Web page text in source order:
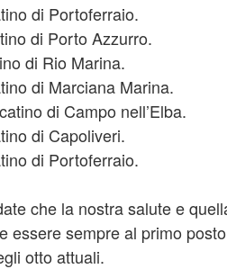
di Portoferraio.
di Porto Azzurro.
di Rio Marina.
di Marciana Marina.
di Campo nell’Elba.
di Capoliveri.
di Portoferraio.
che la nostra salute e
essere sempre al primo
otto attuali.